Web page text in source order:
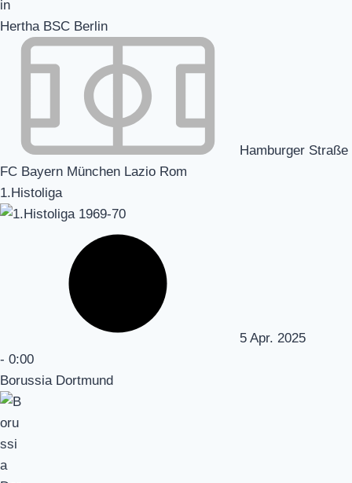
Hertha BSC Berlin
Hamburger Straße
FC Bayern München Lazio Rom
1.Histoliga
5 Apr. 2025
- 0:00
Borussia Dortmund